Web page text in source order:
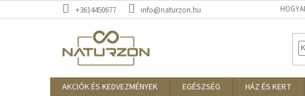
a
+3614450677 info@naturzon.hu
AKCIÓK ÉS KEDVEZMÉNYEK EGÉSZSÉG HÁZ ÉS KERT